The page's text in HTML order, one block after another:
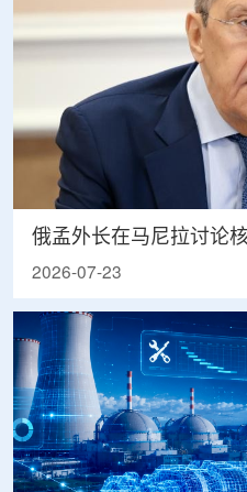
俄孟外长在马尼拉讨论
2026-07-23